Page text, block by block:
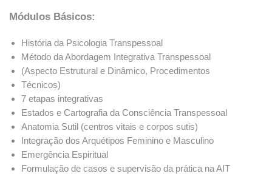
Módulos Básicos:
História da Psicologia Transpessoal
Método da Abordagem Integrativa Transpessoal
(Aspecto Estrutural e Dinâmico, Procedimentos
Técnicos)
7 etapas integrativas
Estados e Cartografia da Consciência Transpessoal
Anatomia Sutil (centros vitais e corpos sutis)
Integração dos Arquétipos Feminino e Masculino
Emergência Espiritual
Formulação de casos e supervisão da prática na AIT